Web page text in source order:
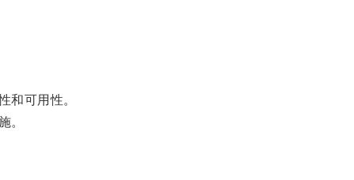
可用性。
。